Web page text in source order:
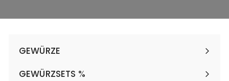
GEWÜRZE
Menü
maximieren
GEWÜRZSETS %